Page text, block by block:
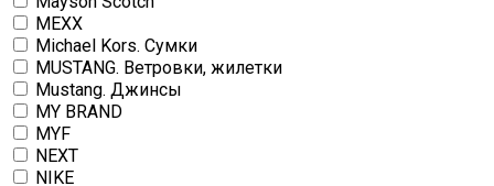
MEXX
Michael Kors. Сумки
MUSTANG. Ветровки, жилетки
Mustang. Джинсы
MY BRAND
MYF
NEXT
NIKE